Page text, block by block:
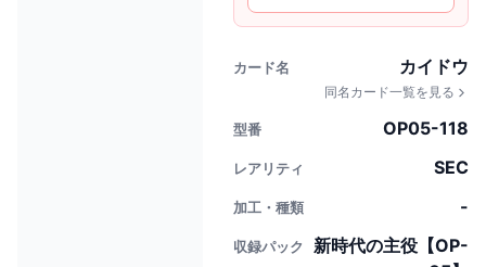
カード名 カイドウ
同名カード一覧を見る
型番 OP05-118
レアリティ SEC
加工・種類 -
収録パック
新時代の主役【OP-